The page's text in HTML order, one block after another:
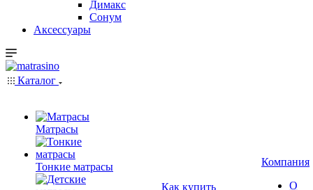
Димакс
Сонум
Аксессуары
Каталог
Матрасы
Тонкие матрасы
Как купить
Компания
О